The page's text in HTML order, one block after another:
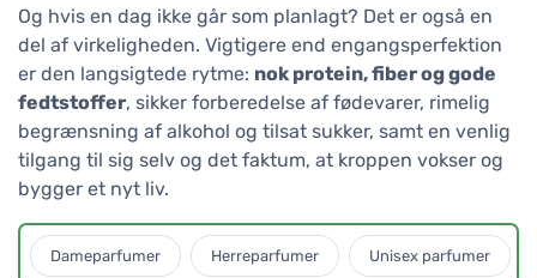
Og hvis en dag ikke går som planlagt? Det er også en
del af virkeligheden. Vigtigere end engangsperfektion
er den langsigtede rytme: nok protein, fiber og gode
fedtstoffer, sikker forberedelse af fødevarer, rimelig
begrænsning af alkohol og tilsat sukker, samt en venlig
tilgang til sig selv og det faktum, at kroppen vokser og
bygger et nyt liv.
Dameparfumer Herreparfumer Unisex parfumer